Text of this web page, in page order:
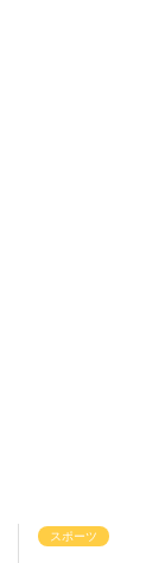
スポーツ